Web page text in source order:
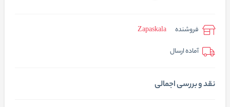
فروشنده
Zapaskala
آماده ارسال
نقد و بررسی اجمالی